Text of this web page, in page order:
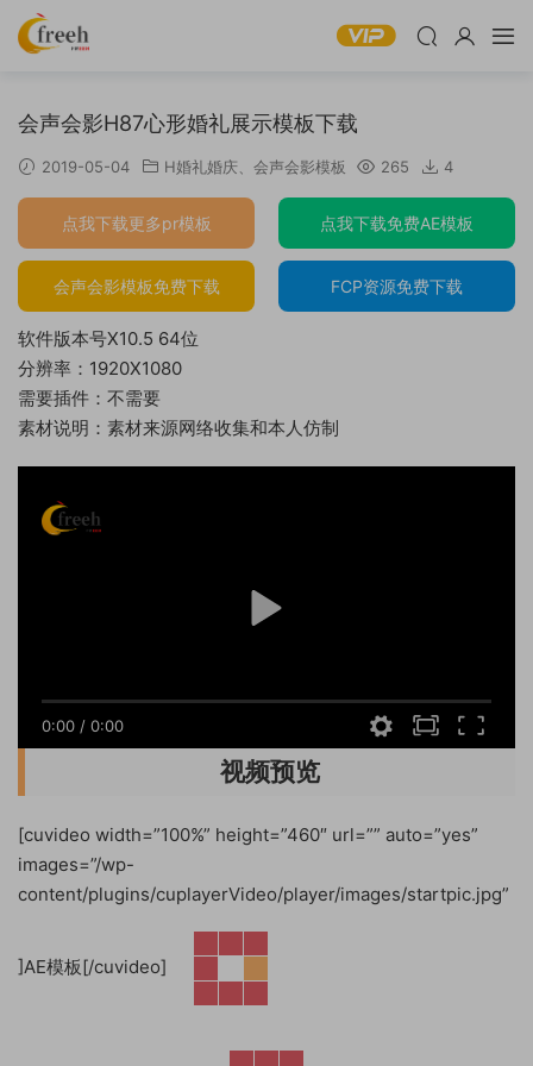
会声会影H87心形婚礼展示模板下载
2019-05-04 H婚礼婚庆 会声会影模板 265 4
点我下载更多pr模板 点我下载免费AE模板
会声会影模板免费下载 FCP资源免费下载
软件版本号X10.5 64位
分辨率：1920X1080
需要插件：不需要
素材说明：素材来源网络收集和本人仿制
0:00 / 0:00
视频预览
[cuvideo width=”100%” height=”460″ url=”” auto=”yes”
images=”/wp-
content/plugins/cuplayerVideo/player/images/startpic.jpg”
]AE模板[/cuvideo]